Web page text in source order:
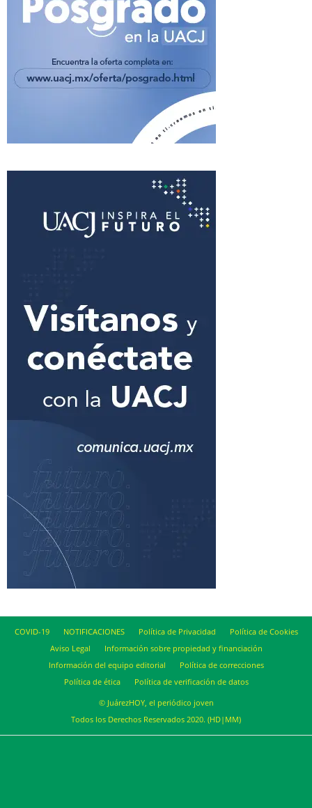
COVID-19 NOTIFICACIONES Política de Privacidad
Política de Cookies
Aviso Legal
Información sobre propiedad y financiación
Información del equipo editorial
Política de correcciones
Política de ética
Política de verificación de datos
© JuárezHOY, el periódico joven
Todos los Derechos Reservados 2020. (HD|MM)